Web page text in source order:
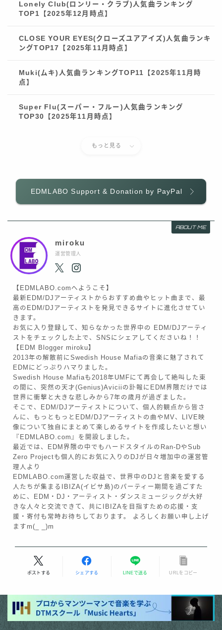
Follow Me
Lonely Club(ロンリー・クラブ)人気曲ランキング
TOP1【2025年12月時点】
CLOSE YOUR EYES(クローズユアアイズ)人気曲ランキ
ングTOP17【2025年11月時点】
Muki(ムキ)人気曲ランキングTOP11【2025年11月時
点】
Super Flu(スーパー・フルー)人気曲ランキング
TOP30【2025年11月時点】
もっと見る
EDMLABO Support & Donation by PayPal
ABOUT ME
miroku
運営管理人
【EDMLABO.comへようこそ】
最新EDM/DJアーティストからおすすめ曲やヒット曲まで、最
高のEDM/DJアーティストを発見できるサイトに進化させてい
きます。
お気に入り登録して、知らなかった世界中の EDM/DJアーティ
ストをチェックした上で、SNSにシェアしてくださいね！！
【EDM Blogger miroku】
2013年の解散前にSwedish House Mafiaの音楽に魅了されて
EDMにどっぷりハマりました。
Swedish House Mafiaも2018年UMFにて再会して絶叫した束
の間に、突然の天才(Genius)Aviciiの訃報にEDM界隈だけでは
世界に衝撃と大きな悲しみから7年の歳月が過ぎました。
そこで、EDM/DJアーティストについて、個人的観点から皆さ
んに、もっともっとEDM/DJアーティストの曲やMV、LIVE映
像について独自にまとめて楽しめるサイトを作成したいと想い
『EDMLABO.com』を開設しました。
最近では、EDM界隈の中でもハードスタイルのRan-DやSub
Zero Projectも個人的にお気に入りのDJが日々増加中の運営管
理人より
EDMLABO.com運営した収益で、世界中のDJと音楽を愛する
人たちが集まるIBIZA(イビサ島)のパーティー期間を過ごすた
めに、EDM・DJ・アーティスト・ダンスミュージックが大好
きな人々と交流できて、共にIBIZAを目指すための応援・支
援・寄付も常時お待ちしております。 よろしくお願い申し上げ
ますm(_ _)m
ポストする シェアする LINEで送る URLをコピー